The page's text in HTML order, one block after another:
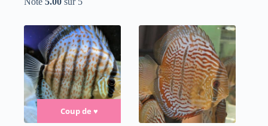
à
100.00€
150.00€.
140.00€.
Coup de ♥